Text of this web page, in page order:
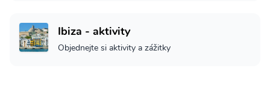
Ibiza - aktivity
Objednejte si aktivity a zážitky